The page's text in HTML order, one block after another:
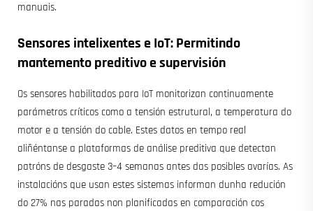
manuais.
Sensores intelixentes e IoT: Permitindo
mantemento preditivo e supervisión
Os sensores habilitados para IoT monitorizan continuamente
parámetros críticos como a tensión estrutural, a temperatura do
motor e a tensión do cable. Estes datos en tempo real
aliñéntanse a plataformas de análise preditiva que detectan
patróns de desgaste 3–4 semanas antes das posibles avarías. As
instalacións que usan estes sistemas informan dunha redución
do 27% nas paradas non planificadas en comparación cos